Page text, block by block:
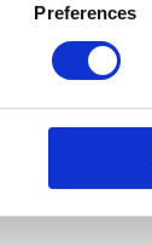
Preferences